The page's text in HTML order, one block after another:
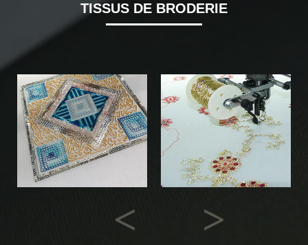
TISSUS DE BRODERIE
Next